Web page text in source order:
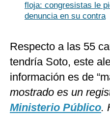
floja: congresistas le
denuncia en su contra
Respecto a las 55
tendría Soto, este
información es de
mostrado es un
Ministerio Público.